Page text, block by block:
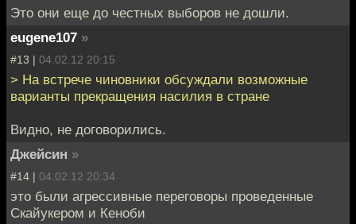
Это они еще до честных выборов не дошли.
eugene107 »
#13 | 04.02.12 20:15
> На встрече чиновники обсуждали возможные
варианты прекращения насилия в стране
Видно, не договорились.
Джейсин »
#14 | 04.02.12 20:34
это были агрессивные переговоры проведенные
Скайукером и Кеноби